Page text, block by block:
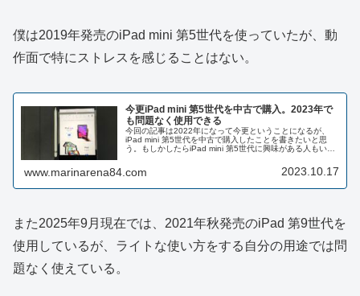
僕は2019年発売のiPad mini 第5世代を使っていたが、動
作面で特にストレスを感じることはない。
今更iPad mini 第5世代を中古で購入。2023年で
も問題なく使用できる
今回の記事は2022年になって今更ということになるが、
iPad mini 第5世代を中古で購入したことを書きたいと思
う。もしかしたらiPad mini 第5世代に興味がある人もいる
www.marinarena84.com 2023.10.17
また2025年9月現在では、2021年秋発売のiPad 第9世代を
使用しているが、ライトな使い方をする自分の用途では問
題なく使えている。